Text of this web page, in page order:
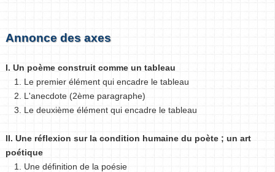
Annonce des axes
I. Un poème construit comme un tableau
1. Le premier élément qui encadre le tableau
2. L'anecdote (2ème paragraphe)
3. Le deuxième élément qui encadre le tableau
II. Une réflexion sur la condition humaine du poète ; un art
poétique
1. Une définition de la poésie